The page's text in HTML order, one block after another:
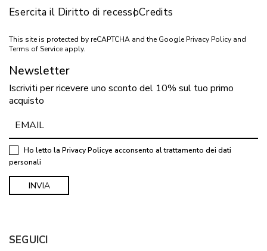
Esercita il Diritto di recessoCredits
This site is protected by reCAPTCHA and the Google Privacy Policy and
Terms of Service apply.
Newsletter
Iscriviti per ricevere uno sconto del 10% sul tuo primo
acquisto
Ho letto la Privacy Policye acconsento al trattamento dei dati
personali
SEGUICI